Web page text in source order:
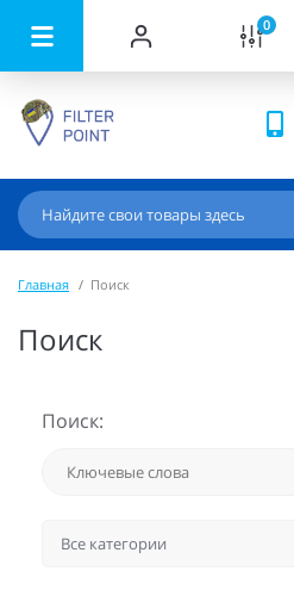
0
Главная Поиск
Поиск
Поиск: